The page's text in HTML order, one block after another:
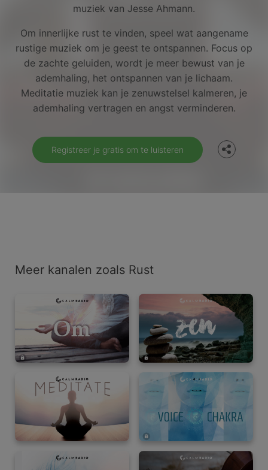
muziek van Jesse Ahmann.
Om innerlijke rust te vinden, speel wat aangename
rustige muziek om je geest te ontspannen. Focus op
de zachte geluiden, wordt je meer bewust van je
ademhaling, het ontspannen van je lichaam.
Meditatie muziek kan je zenuwstelsel kalmeren, je
ademhaling vertragen en angst verminderen.
Registreer je gratis om te luisteren
Facebook
Twitter
Meer kanalen zoals Rust